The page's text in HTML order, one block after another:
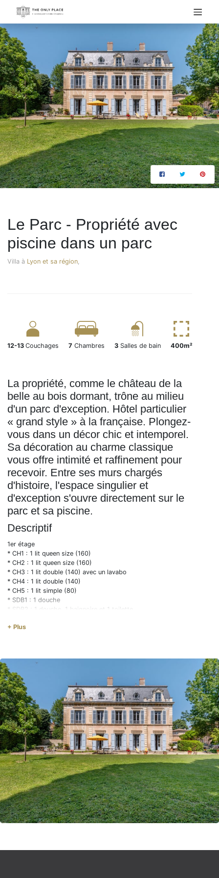
Le Parc - Propriété avec
piscine dans un parc
Villa à Lyon et sa région,
12-13 Couchages 7 Chambres 3Salles de bain 400m²
La propriété, comme le château de la
belle au bois dormant, trône au milieu
d'un parc d'exception. Hôtel particulier
« grand style » à la française. Plongez-
vous dans un décor chic et intemporel.
Sa décoration au charme classique
vous offre intimité et raffinement pour
recevoir. Entre ses murs chargés
d'histoire, l'espace singulier et
d'exception s'ouvre directement sur le
parc et sa piscine.
Descriptif
1er étage
* CH1 : 1 lit queen size (160)
* CH2 : 1 lit queen size (160)
* CH3 : 1 lit double (140) avec un lavabo
* CH4 : 1 lit double (140)
* CH5 : 1 lit simple (80)
* SDB1 : 1 douche
* SDB2 : 1 douche, 1 baignoire et 1 toilette
* SDB3 : 1 baignoire
* 1 toilette indépendant
Piscine 10X4 au sel protégée par une barrière - ouverte du 1er
juin au 30 septembre (sauf temps exceptionnel)
Jardin 6500m2
5/6 places de parking dans la propriété
Espaces de vie : salon de 50m2, petit salon de 25m2, salle à
manger de 35m2 , cuisine 26m2
Table de ping pong
Plancha à Gaz
Machine à café piston ou italienne
Note
La maison est dans une propriété. Le parking est partagé
avec les gardiens et les propriétaires qui habitent des
maisons indépendantes. Les gardiens s'occupent d'un
+ Plus